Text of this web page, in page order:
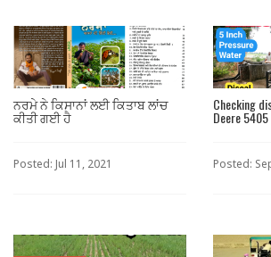
ਨਰਮੇ ਨੇ ਕਿਸਾਨਾਂ ਲਈ ਕਿਤਾਬ ਲਾਂਚ
ਕੀਤੀ ਗਈ ਹੈ
Posted: Jul 11, 2021
Checking
Deere 5405
Posted: